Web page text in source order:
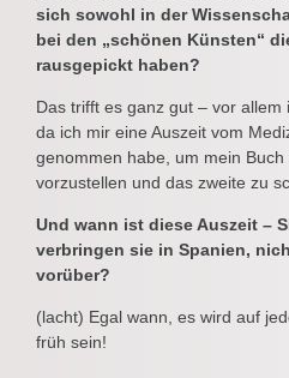
sich sowohl in der
bei den „schönen Künsten“
rausgepickt haben?
Das trifft es ganz gut – vor allem
da ich mir eine Auszeit vom
genommen habe, um mein
vorzustellen und das zweite zu
Und wann ist diese Auszeit –
verbringen sie in Spanien,
vorüber?
(lacht) Egal wann, es wird auf
früh sein!